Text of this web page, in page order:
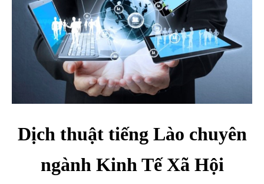
Dịch thuật tiếng Lào chuyên
ngành Kinh Tế Xã Hội